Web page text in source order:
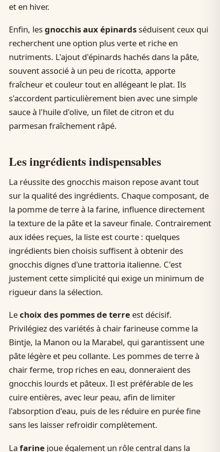
et en hiver.
Enfin, lesgnocchis aux épinardsséduisent ceux qui
recherchent une option plus verte et riche en
nutriments. L'ajout d'épinards hachés dans la pâte,
souvent associé à un peu de ricotta, apporte
fraîcheur et couleur tout en allégeant le plat. Ils
s'accordent particulièrement bien avec une simple
sauce à l'huile d'olive, un filet de citron et du
parmesan fraîchement râpé.
Les ingrédients indispensables
La réussite des gnocchis maison repose avant tout
sur la qualité des ingrédients. Chaque composant, de
la pomme de terre à la farine, influence directement
la texture de la pâte et la saveur finale. Contrairement
aux idées reçues, la liste est courte : quelques
ingrédients bien choisis suffisent à obtenir des
gnocchis dignes d'une trattoria italienne. C'est
justement cette simplicité qui exige un minimum de
rigueur dans la sélection.
Lechoix des pommes de terreest décisif.
Privilégiez des variétés à chair farineuse comme la
Bintje, la Manon ou la Marabel, qui garantissent une
pâte légère et peu collante. Les pommes de terre à
chair ferme, trop riches en eau, donneraient des
gnocchis lourds et pâteux. Il est préférable de les
cuire entières, avec leur peau, afin de limiter
l'absorption d'eau, puis de les réduire en purée fine
sans les laisser refroidir complètement.
La farinejoue également un rôle central dans la